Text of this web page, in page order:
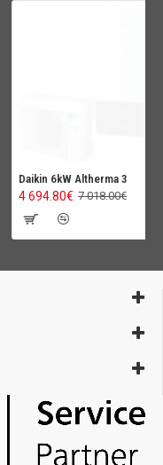
Daikin 6kW Altherma 3
4 694.80€ 7 018.00€